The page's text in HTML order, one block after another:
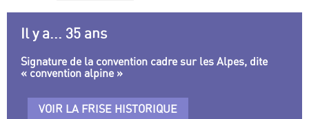
Il y a... 35 ans
Signature de la convention cadre sur les Alpes, dite
« convention alpine »
VOIR LA FRISE HISTORIQUE